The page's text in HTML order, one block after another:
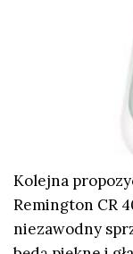
Kolejna
Remington CR
niezawodny